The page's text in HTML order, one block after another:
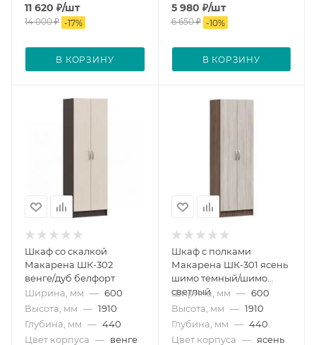
11 620 ₽/шт
14 000₽ -17%
В КОРЗИНУ
5 980 ₽/шт
6 650₽ -10%
В КОРЗИНУ
Шкаф со скалкой
Макарена ШК-302
венге/дуб белфорт
Ширина, мм — 600
Высота, мм — 1910
Глубина, мм — 440
Цвет корпуса — венге
Шкаф с полками
Макарена ШК-301 ясень
шимо темный/шимо
светлый
Ширина, мм — 600
Высота, мм — 1910
Глубина, мм — 440
Цвет корпуса — ясень